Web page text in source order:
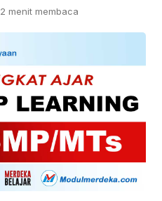
2 menit membaca